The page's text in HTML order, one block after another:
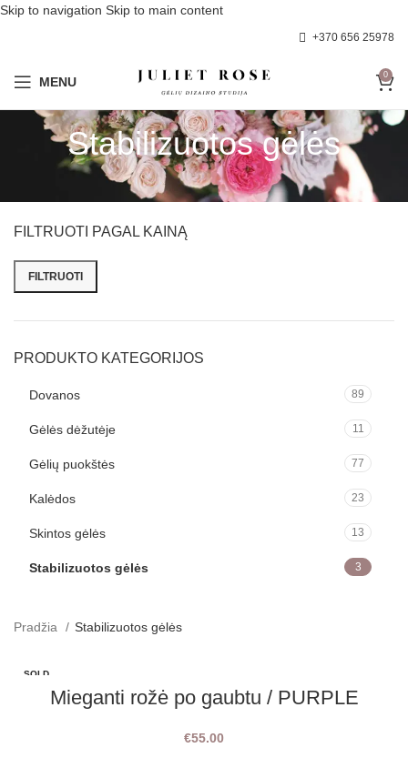
Skip to navigation Skip to main content
+370 656 25978
MENU 0
Stabilizuotos gėlės
FILTRUOTI PAGAL KAINĄ
Min kaina
Maks kaina
FILTRUOTI
PRODUKTO KATEGORIJOS
Dovanos 89
Gėlės dėžutėje 11
Gėlių puokštės 77
Kalėdos 23
Skintos gėlės 13
Stabilizuotos gėlės 3
Pradžia Stabilizuotos gėlės
SOLD
Mieganti rožė po gaubtu / PURPLE
€55.00